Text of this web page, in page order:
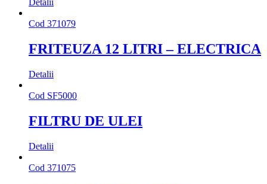
Detalii
Cod 371079
FRITEUZA 12 LITRI – ELECTRICA
Detalii
Cod SF5000
FILTRU DE ULEI
Detalii
Cod 371075